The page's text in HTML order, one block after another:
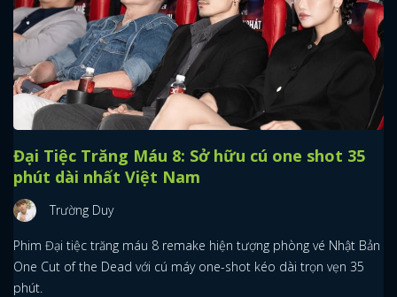
Đại Tiệc Trăng Máu 8: Sở hữu cú one shot 35
phút dài nhất Việt Nam
Trường Duy
Phim Đại tiệc trăng máu 8 remake hiện tượng phòng vé Nhật Bản
One Cut of the Dead với cú máy one-shot kéo dài trọn vẹn 35
phút.